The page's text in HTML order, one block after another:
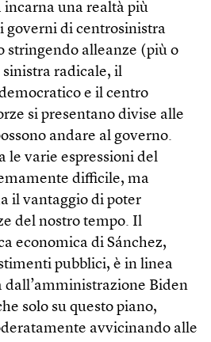
incarna una realtà più
governi di centrosinistra
stringendo alleanze (più o
radicale, il
e il centro
si presentano divise alle
andare al governo.
le varie espressioni del
difficile, ma
il vantaggio di poter
del nostro tempo. Il
economica di Sánchez,
pubblici, è in linea
dall’amministrazione Biden
solo su questo piano,
avvicinando alle